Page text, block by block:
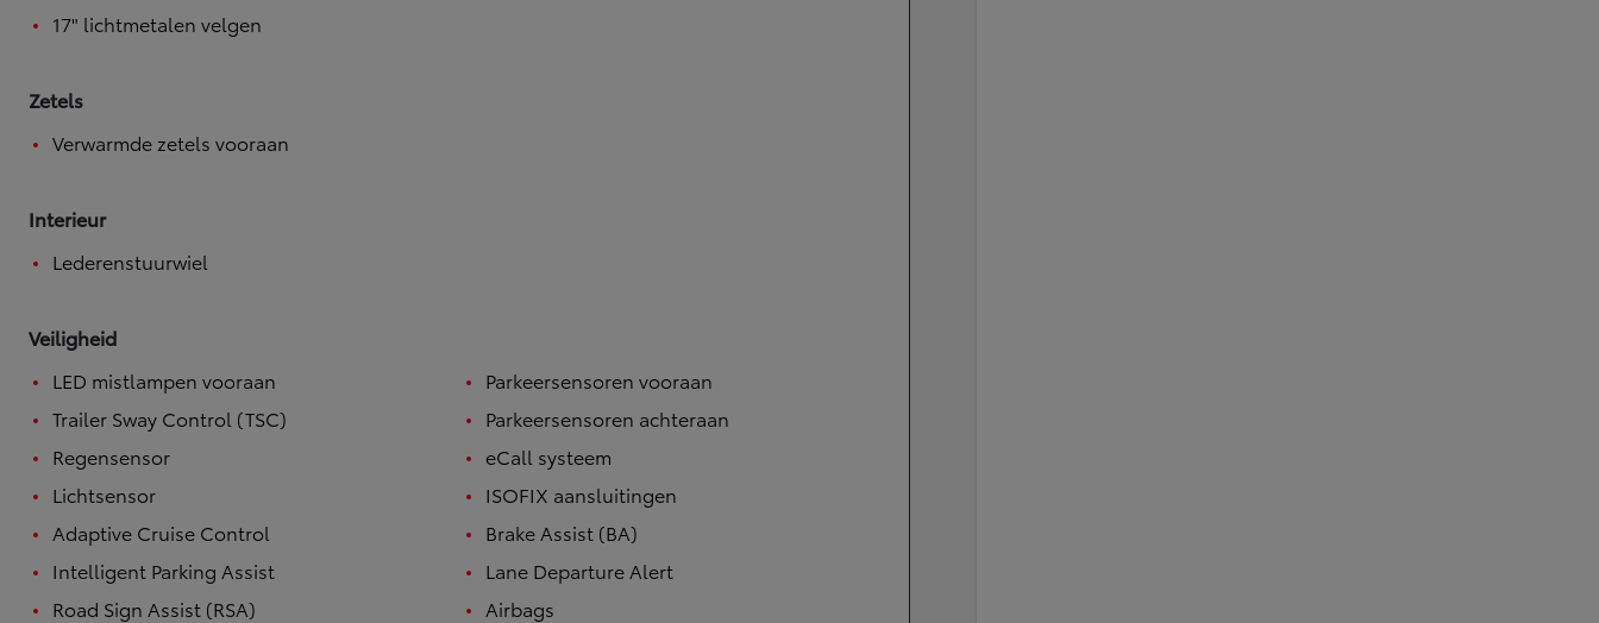
17" lichtmetalen velgen
Zetels
Verwarmde zetels vooraan
Interieur
Lederenstuurwiel
Veiligheid
LED mistlampen vooraan
Trailer Sway Control (TSC)
Regensensor
Lichtsensor
Adaptive Cruise Control
Intelligent Parking Assist
Road Sign Assist (RSA)
Parkeersensoren vooraan
Parkeersensoren achteraan
eCall systeem
ISOFIX aansluitingen
Brake Assist (BA)
Lane Departure Alert
Airbags